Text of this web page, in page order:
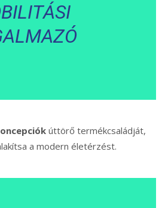
úttörő termékcsaládját,
a modern életérzést.